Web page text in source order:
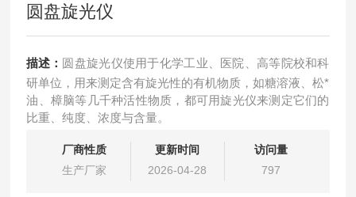
圆盘旋光仪
描述： 圆盘旋光仪使用于化学工业、医院、高等院校和科
研单位，用来测定含有旋光性的有机物质，如糖溶液、松*
油、樟脑等几千种活性物质，都可用旋光仪来测定它们的
比重、纯度、浓度与含量。
厂商性质
生产厂家
更新时间
2026-04-28
访问量
797